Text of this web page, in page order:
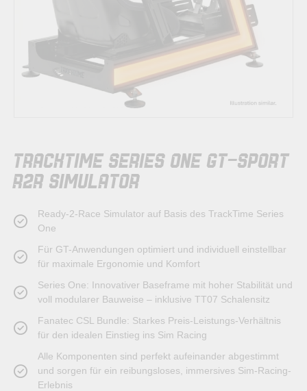
TRACKTIME SERIES ONE GT-SPORT
R2R SIMULATOR
Ready-2-Race Simulator auf Basis des TrackTime Series
One
Für GT-Anwendungen optimiert und individuell einstellbar
für maximale Ergonomie und Komfort
Series One: Innovativer Baseframe mit hoher Stabilität und
voll modularer Bauweise – inklusive TT07 Schalensitz
Fanatec CSL Bundle: Starkes Preis-Leistungs-Verhältnis
für den idealen Einstieg ins Sim Racing
Alle Komponenten sind perfekt aufeinander abgestimmt
und sorgen für ein reibungsloses, immersives Sim-Racing-
Erlebnis
Anfang
der
Bildergalerie